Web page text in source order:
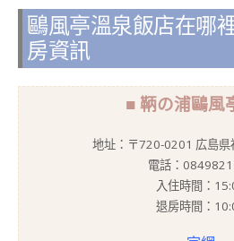
鷗風亭溫泉飯店在哪
房資訊
■ 鞆の浦鷗風
地址：〒720-0201 広島
電話：
入住時間：
退房時間：